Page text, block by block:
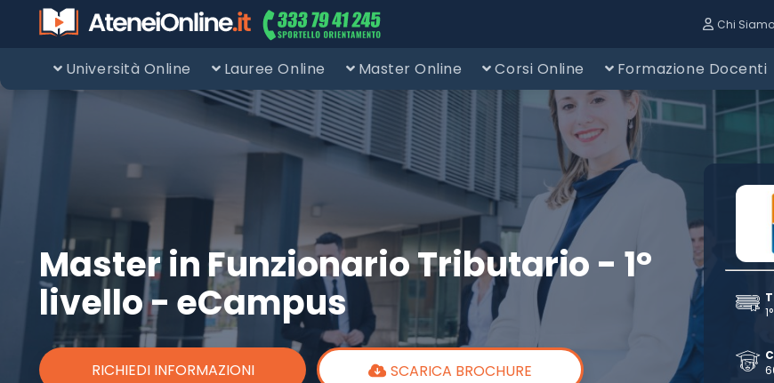
Chi Siamo
Università Online Lauree Online Master Online Corsi Online Formazione Docenti
Master in Funzionario Tributario - 1°
livello - eCampus
RICHIEDI INFORMAZIONI SCARICA BROCHURE